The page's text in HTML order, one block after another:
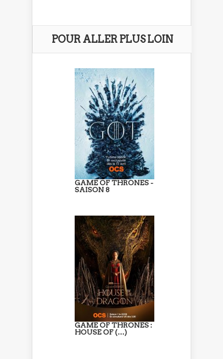
POUR ALLER PLUS LOIN
GAME OF THRONES -
SAISON 8
GAME OF THRONES :
HOUSE OF (…)